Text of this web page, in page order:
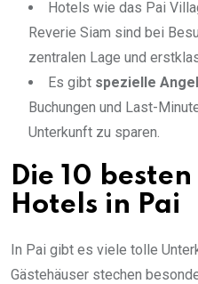
Hotels wie das Pai
Reverie Siam sind bei
zentralen Lage und
Es gibt spezielle
Buchungen und Last-
Unterkunft zu sparen.
Die 10
Hotels in Pai
In Pai gibt es viele tolle
Gästehäuser stechen